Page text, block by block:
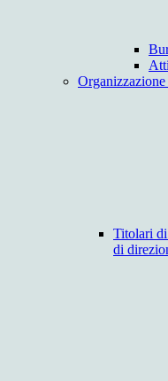
Organizzazione
Titolari
di